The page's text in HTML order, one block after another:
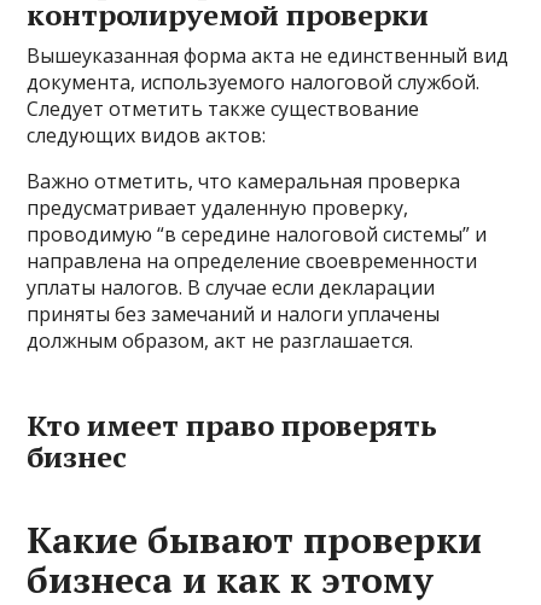
контролируемой проверки
Вышеуказанная форма акта не единственный вид
документа, используемого налоговой службой.
Следует отметить также существование
следующих видов актов:
Важно отметить, что камеральная проверка
предусматривает удаленную проверку,
проводимую “в середине налоговой системы” и
направлена на определение своевременности
уплаты налогов. В случае если декларации
приняты без замечаний и налоги уплачены
должным образом, акт не разглашается.
Кто имеет право проверять
бизнес
Какие бывают проверки
бизнеса и как к этому